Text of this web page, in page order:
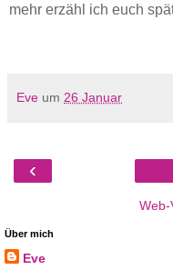
mehr erzähl ich euch
Eve um 26 Januar
‹
Web-
Über mich
Eve